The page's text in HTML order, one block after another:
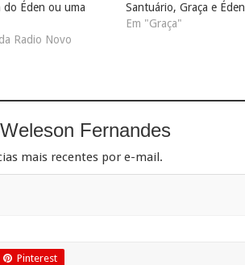
do Éden ou uma
Radio Novo
Santuário, Graça e Éden
Em "Graça"
Fernandes
mais recentes por e-mail.
Pinterest